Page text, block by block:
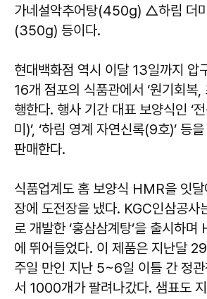
가네설악추어탕(450g) △하림 더
(350g) 등이다.
현대백화점 역시 이달 13일까지 압
16개 점포의 식품관에서 ‘원기회복,
행한다. 행사 기간 대표 보양식인 ‘
미)’, ‘하림 영계 자연신록(9호)’ 등
판매한다.
식품업계도 홈 보양식 HMR을 잇달
장에 도전장을 냈다. KGC인삼공사
로 개발한 ‘홍삼삼계탕’을 출시하
에 뛰어들었다. 이 제품은 지난달
주일 만인 지난 5~6일 이틀 간 정관
서 1000개가 팔려나갔다. 샘표도